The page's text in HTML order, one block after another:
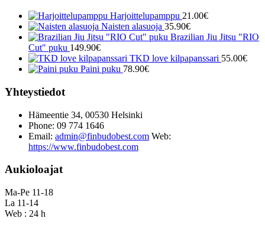
Harjoittelupamppu 21.00€
Naisten alasuoja 35.90€
Brazilian Jiu Jitsu "RIO
Cut" puku 149.90€
TKD love kilpapanssari 55.00€
Paini puku 78.90€
Yhteystiedot
Hämeentie 34, 00530 Helsinki
Phone: 09 774 1646
Email: admin@finbudobest.com Web:
https://www.finbudobest.com
Aukioloajat
Ma-Pe 11-18
La 11-14
Web : 24 h